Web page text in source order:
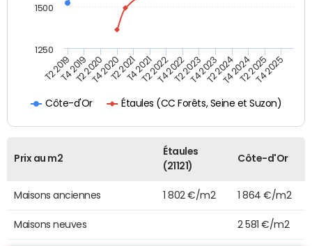
Côte-d'Or Étaules (CC Forêts, Seine et Suzon)
T2 2019T4 2019T2 2020T4 2020T2 2021T4 2021T2 2022T4 2022T2 2023T4 2023T2 2024T4 2024T2 2025T4 2025
1250
1500
Prix au m2
Étaules
(21121)
Côte-d'Or
Maisons anciennes 1 802 €/m2 1 864 €/m2
Maisons neuves 2 581 €/m2